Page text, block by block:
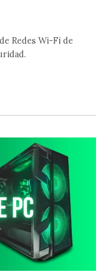
Redes Wi-Fi de